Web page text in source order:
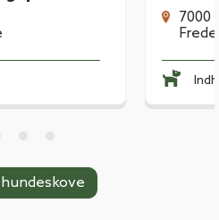
7000